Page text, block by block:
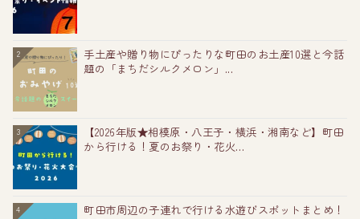
2
手土産や贈り物にぴったりな町田のお土産10選と今話
題の「まちだシルクメロン」...
3
【2026年版★相模原・八王子・横浜・湘南など】町田
から行ける！夏のお祭り・花火...
4
町田市周辺の子連れで行ける水遊びスポットまとめ！